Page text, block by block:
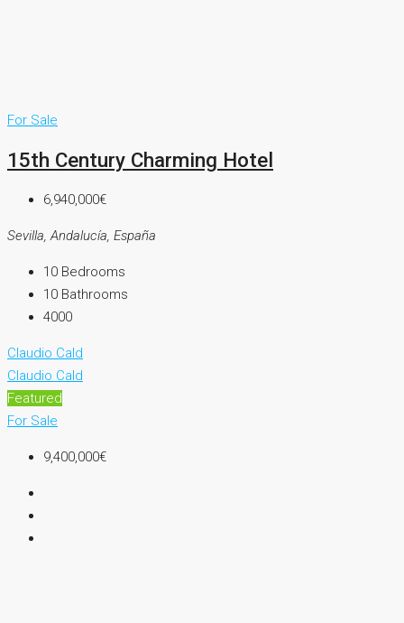
For Sale
15th Century Charming Hotel
6,940,000€
Sevilla, Andalucía, España
10 Bedrooms
10 Bathrooms
4000
Claudio Cald
Claudio Cald
Featured
For Sale
9,400,000€